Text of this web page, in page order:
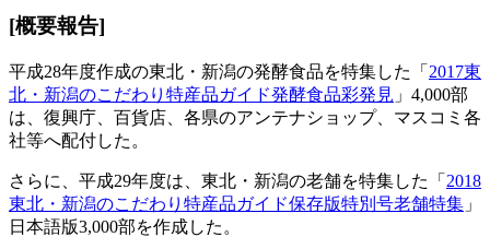
[概要報告]
平成28年度作成の東北・新潟の発酵食品を特集した「 2017東
北・新潟のこだわり特産品ガイド発酵食品彩発見 」4,000部
は、復興庁、百貨店、各県のアンテナショップ、マスコミ各
社等へ配付した。
さらに、平成29年度は、東北・新潟の老舗を特集した「 2018
東北・新潟のこだわり特産品ガイド保存版特別号老舗特集 」
日本語版3,000部を作成した。